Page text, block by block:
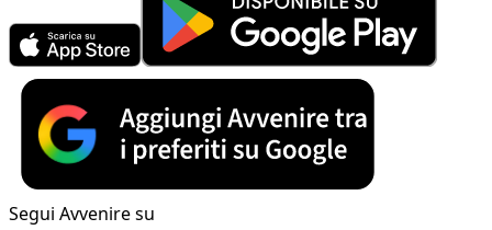
Segui Avvenire su